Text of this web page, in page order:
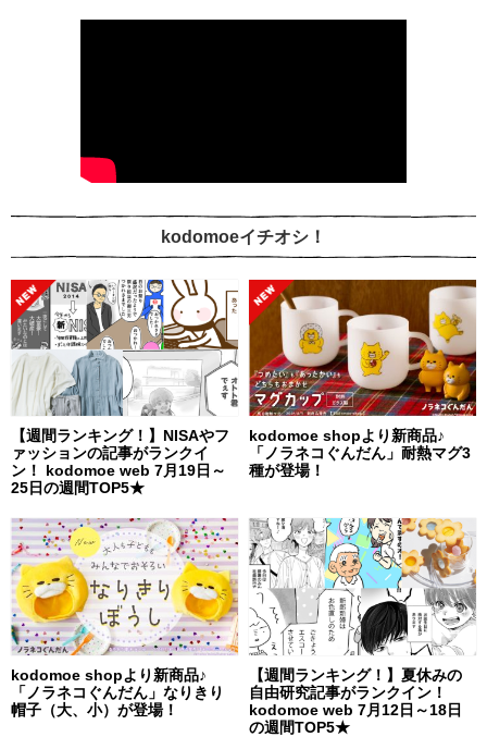
kodomoeイチオシ！
【週間ランキング！】NISAやフ
ァッションの記事がランクイ
ン！ kodomoe web 7月19日～
25日の週間TOP5★
kodomoe shopより新商品♪
「ノラネコぐんだん」耐熱マグ3
種が登場！
kodomoe shopより新商品♪
「ノラネコぐんだん」なりきり
帽子（大、小）が登場！
【週間ランキング！】夏休みの
自由研究記事がランクイン！
kodomoe web 7月12日～18日
の週間TOP5★